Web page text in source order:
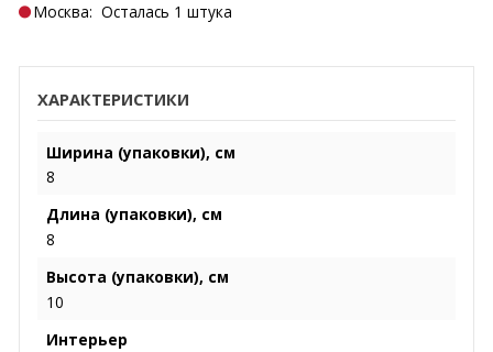
Москва: Осталась 1 штука
ХАРАКТЕРИСТИКИ
Ширина (упаковки), см
8
Длина (упаковки), см
8
Высота (упаковки), см
10
Интерьер